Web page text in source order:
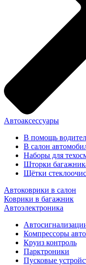
Автоаксессуары
В помощь
В салон
Наборы для
Шторки
Щётки
Автоковрики в салон
Коврики в багажник
Автоэлектроника
Компрессоры
Круиз контроль
Парктроники
Пусковые